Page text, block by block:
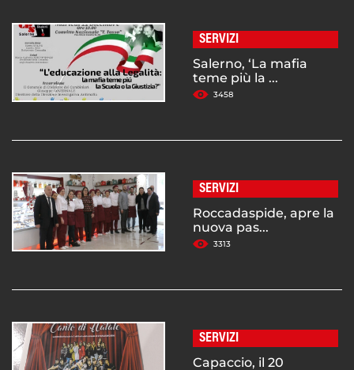
SERVIZI
Salerno, ‘La mafia
teme più la ...
3458
SERVIZI
Roccadaspide, apre la
nuova pas...
3313
SERVIZI
Capaccio, il 20